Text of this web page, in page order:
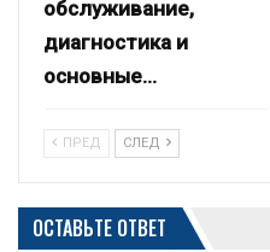
обслуживание,
диагностика и
основные…
ПРЕД СЛЕД
ОСТАВЬТЕ ОТВЕТ